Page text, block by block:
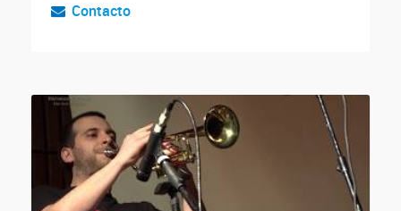
Contacto